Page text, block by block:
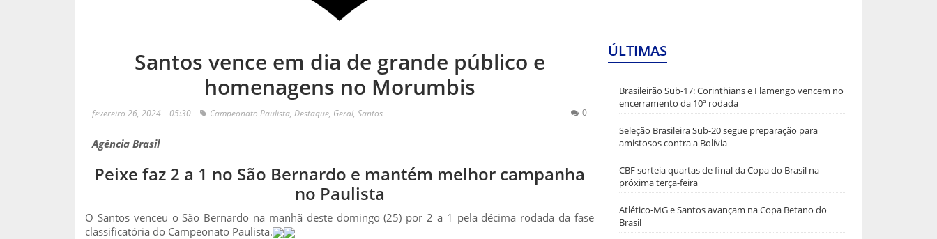
Santos vence em dia de grande público e
homenagens no Morumbis
fevereiro 26, 2024 – 05:30 Campeonato Paulista, Destaque, Geral, Santos 0
Agência Brasil
Peixe faz 2 a 1 no São Bernardo e mantém melhor campanha
no Paulista
O Santos venceu o São Bernardo na manhã deste domingo (25) por 2 a 1 pela décima rodada da fase
classificatória do Campeonato Paulista.
ÚLTIMAS
Brasileirão Sub-17: Corinthians e Flamengo vencem no
encerramento da 10ª rodada
Seleção Brasileira Sub-20 segue preparação para
amistosos contra a Bolívia
CBF sorteia quartas de final da Copa do Brasil na
próxima terça-feira
Atlético-MG e Santos avançam na Copa Betano do
Brasil